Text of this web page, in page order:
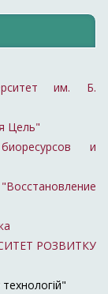
им. Б.
Цель"
и
РОЗВИТКУ